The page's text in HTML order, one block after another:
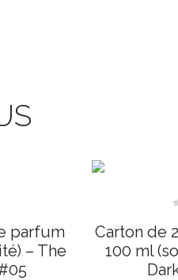
parfum
– The
Carton de
100 ml